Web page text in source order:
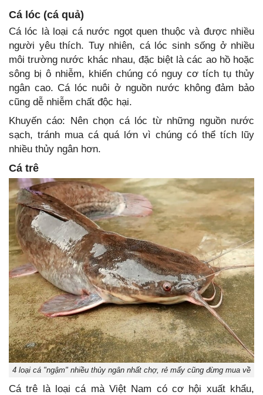
Cá lóc (cá quả)
Cá lóc là loại cá nước ngọt quen thuộc và được nhiều
người yêu thích. Tuy nhiên, cá lóc sinh sống ở nhiều
môi trường nước khác nhau, đặc biệt là các ao hồ hoặc
sông bị ô nhiễm, khiến chúng có nguy cơ tích tụ thủy
ngân cao. Cá lóc nuôi ở nguồn nước không đảm bảo
cũng dễ nhiễm chất độc hại.
Khuyến cáo: Nên chọn cá lóc từ những nguồn nước
sạch, tránh mua cá quá lớn vì chúng có thể tích lũy
nhiều thủy ngân hơn.
Cá trê
4 loại cá "ngậm" nhiều thủy ngân nhất chợ, rẻ mấy cũng đừng mua về
Cá trê là loại cá mà Việt Nam có cơ hội xuất khẩu,